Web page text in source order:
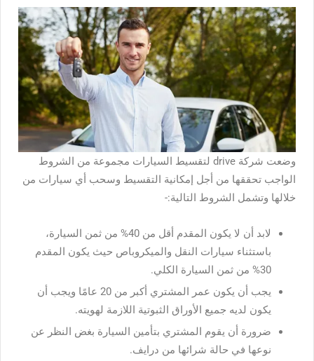
وضعت شركة drive لتقسيط السيارات
مجموعة من الشروط
الواجب تحققها من أجل إمكانية التقسيط وسحب أي سيارات من
خلالها وتشمل الشروط التالية:-
لابد أن لا يكون المقدم أقل من 40% من ثمن السيارة،
باستثناء سيارات النقل والميكروباص حيث يكون المقدم
30% من ثمن السيارة الكلي.
يجب أن يكون عمر المشتري أكبر من 20 عامًا ويجب أن
يكون لديه جميع الأوراق الثبوتية اللازمة لهويته.
ضرورة أن يقوم المشتري بتأمين السيارة بغض النظر عن
نوعها في حالة شرائها من درايف.